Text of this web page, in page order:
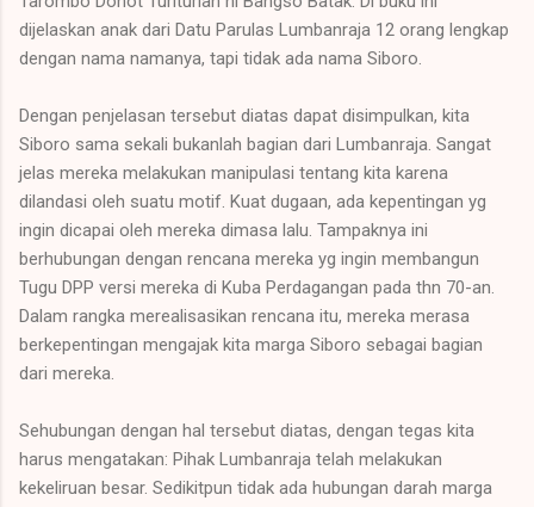
dijelaskan anak dari Datu Parulas Lumbanraja 12 orang lengkap
dengan nama namanya, tapi tidak ada nama Siboro.
Dengan penjelasan tersebut diatas dapat disimpulkan, kita
Siboro sama sekali bukanlah bagian dari Lumbanraja. Sangat
jelas mereka melakukan manipulasi tentang kita karena
dilandasi oleh suatu motif. Kuat dugaan, ada kepentingan yg
ingin dicapai oleh mereka dimasa lalu. Tampaknya ini
berhubungan dengan rencana mereka yg ingin membangun
Tugu DPP versi mereka di Kuba Perdagangan pada thn 70-an.
Dalam rangka merealisasikan rencana itu, mereka merasa
berkepentingan mengajak kita marga Siboro sebagai bagian
dari mereka.
Sehubungan dengan hal tersebut diatas, dengan tegas kita
harus mengatakan: Pihak Lumbanraja telah melakukan
kekeliruan besar. Sedikitpun tidak ada hubungan darah marga